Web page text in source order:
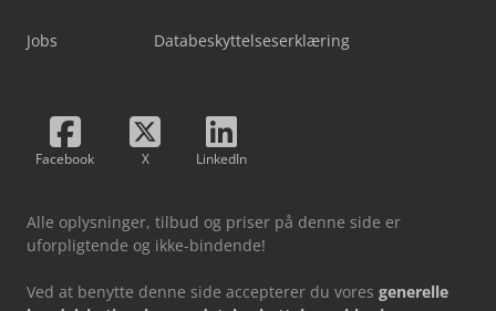
Jobs Databeskyttelseserklæring
Facebook X LinkedIn
Alle oplysninger, tilbud og priser på denne side er
uforpligtende og ikke-bindende!
Ved at benytte denne side accepterer du vores generelle